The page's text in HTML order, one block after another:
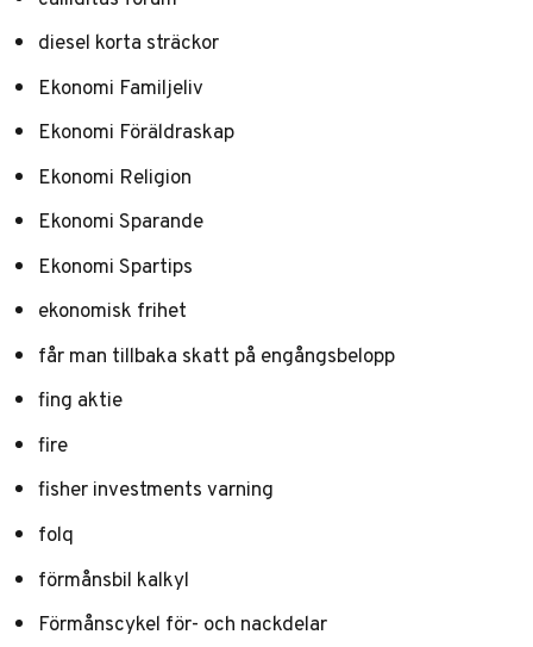
diesel korta sträckor
Ekonomi Familjeliv
Ekonomi Föräldraskap
Ekonomi Religion
Ekonomi Sparande
Ekonomi Spartips
ekonomisk frihet
får man tillbaka skatt på engångsbelopp
fing aktie
fire
fisher investments varning
folq
förmånsbil kalkyl
Förmånscykel för- och nackdelar